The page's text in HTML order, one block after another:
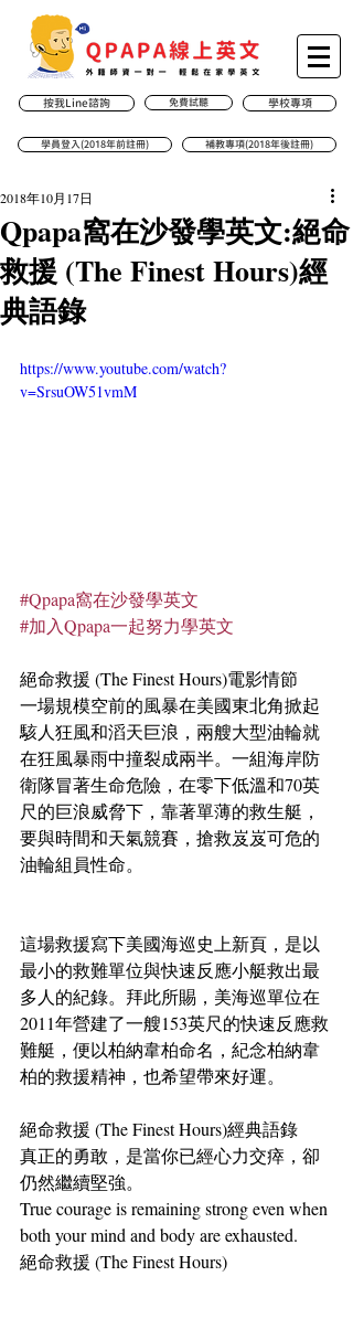
按我Line諮詢 免費試聽 學校專項
學員登入(2018年前註冊) 補教專項(2018年後註冊)
Qpapa窩在沙發學英文:絕命
救援 (The Finest Hours)經
典語錄
2018年10月17日
https://www.youtube.com/watch?
v=SrsuOW51vmM
#Qpapa窩在沙發學英文
#加入Qpapa一起努力學英文
絕命救援 (The Finest Hours)電影情節
一場規模空前的風暴在美國東北角掀起
駭人狂風和滔天巨浪，兩艘大型油輪就
在狂風暴雨中撞裂成兩半。一組海岸防
衛隊冒著生命危險，在零下低溫和70英
尺的巨浪威脅下，靠著單薄的救生艇，
要與時間和天氣競賽，搶救岌岌可危的
油輪組員性命。
這場救援寫下美國海巡史上新頁，是以
最小的救難單位與快速反應小艇救出最
多人的紀錄。拜此所賜，美海巡單位在
2011年營建了一艘153英尺的快速反應救
難艇，便以柏納韋柏命名，紀念柏納韋
柏的救援精神，也希望帶來好運。
絕命救援 (The Finest Hours)經典語錄
真正的勇敢，是當你已經心力交瘁，卻
仍然繼續堅強。
True courage is remaining strong even when
both your mind and body are exhausted.
絕命救援 (The Finest Hours)